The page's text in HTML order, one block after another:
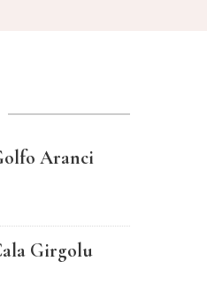
Spanish
SwedishAranci
Girgolu